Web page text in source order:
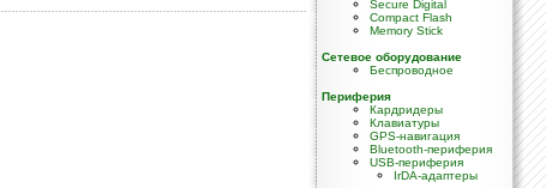
Secure Digital
Compact Flash
Memory Stick
Сетевое оборудование
Беспроводное
Периферия
Кардридеры
Клавиатуры
GPS-навигация
Bluetooth-периферия
USB-периферия
IrDA-адаптеры